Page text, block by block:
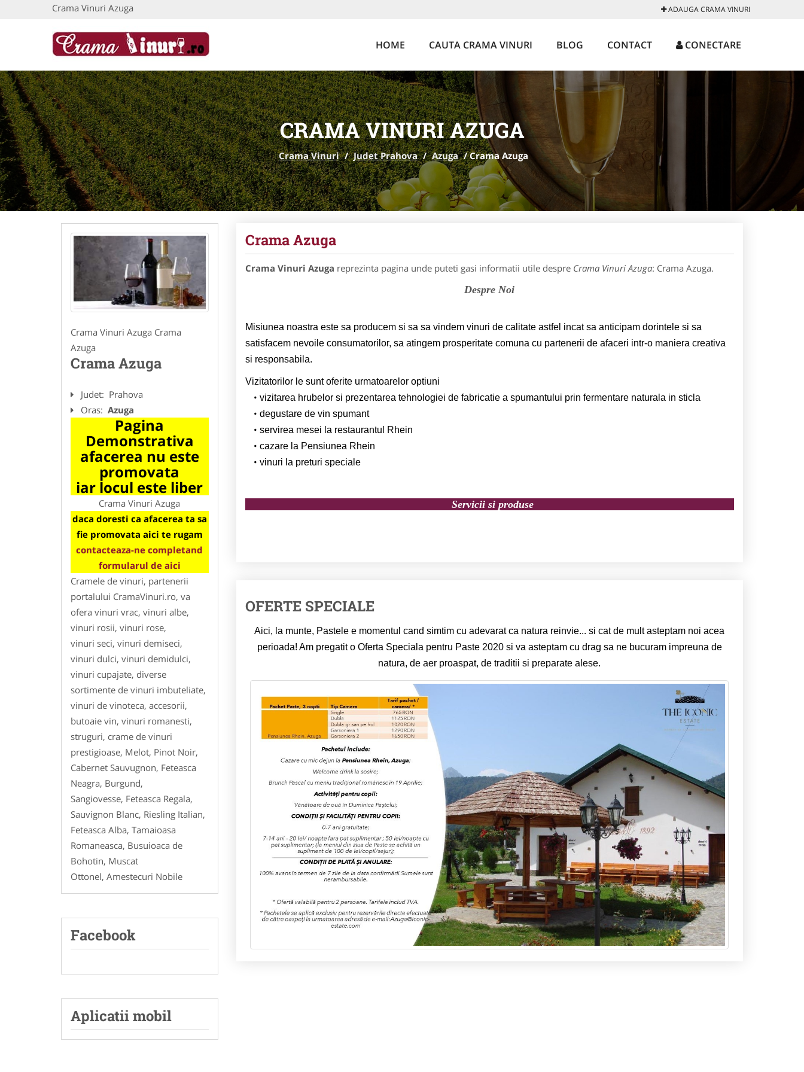
Crama Vinuri Azuga ADAUGA CRAMA VINURI
HOME CAUTA CRAMA VINURI BLOG CONTACT CONECTARE
CRAMA VINURI AZUGA
Crama Vinuri / Judet Prahova / Azuga /Crama Azuga
Crama Vinuri Azuga Crama
Azuga
Crama Azuga
Judet: Prahova
Oras: Azuga
Pagina
Demonstrativa
afacerea nu este
promovata
iar locul este liber
Crama Vinuri Azuga
daca doresti ca afacerea ta sa
fie promovata aici te rugam
contacteaza-ne completand
formularul de aici
Cramele de vinuri, partenerii
portalului CramaVinuri.ro, va
ofera vinuri vrac, vinuri albe,
vinuri rosii, vinuri rose,
vinuri seci, vinuri demiseci,
vinuri dulci, vinuri demidulci,
vinuri cupajate, diverse
sortimente de vinuri imbuteliate,
vinuri de vinoteca, accesorii,
butoaie vin, vinuri romanesti,
struguri, crame de vinuri
prestigioase, Melot, Pinot Noir,
Cabernet Sauvugnon, Feteasca
Neagra, Burgund,
Sangiovesse, Feteasca Regala,
Sauvignon Blanc, Riesling Italian,
Feteasca Alba, Tamaioasa
Romaneasca, Busuioaca de
Bohotin, Muscat
Ottonel, Amestecuri Nobile
Facebook
Aplicatii mobil
Crama Azuga
Crama Vinuri Azuga reprezinta pagina unde puteti gasi informatii utile despre Crama Vinuri Azuga: Crama Azuga.
Despre Noi
Misiunea noastra este sa producem si sa sa vindem vinuri de calitate astfel incat sa anticipam dorintele si sa
satisfacem nevoile consumatorilor, sa atingem prosperitate comuna cu partenerii de afaceri intr-o maniera creativa
si responsabila.
Vizitatorilor le sunt oferite urmatoarelor optiuni
vizitarea hrubelor si prezentarea tehnologiei de fabricatie a spumantului prin fermentare naturala in sticla
degustare de vin spumant
servirea mesei la restaurantul Rhein
cazare la Pensiunea Rhein
vinuri la preturi speciale
Servicii si produse
OFERTE SPECIALE
Aici, la munte, Pastele e momentul cand simtim cu adevarat ca natura reinvie... si cat de mult asteptam noi acea
perioada! Am pregatit o Oferta Speciala pentru Paste 2020 si va asteptam cu drag sa ne bucuram impreuna de
natura, de aer proaspat, de traditii si preparate alese.